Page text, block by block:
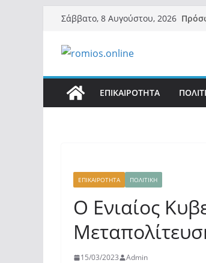
Μετάβαση
περιεχόμενο
Σάββατο, 8 Αυγούστου, 2026
ΕΠΙΚΑΙΡΟΤΗΤΑ
ΕΠΙΚΑΙΡΟΤΗΤΑ ΠΟΛΙΤΙΚΗ
Ο Ενιαίος
15/03/2023 Admin